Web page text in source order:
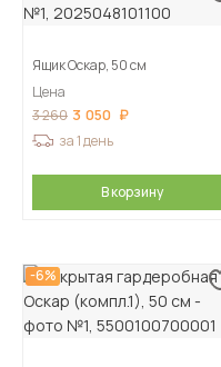
Ящик Оскар, 50 см
Цена
3 260 3 050
за 1 день
В корзину
-6%